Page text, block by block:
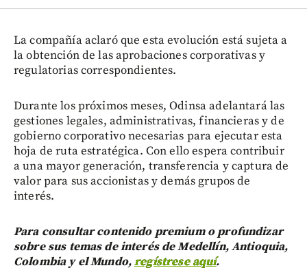
La compañía aclaró que esta evolución está sujeta a
la obtención de las aprobaciones corporativas y
regulatorias correspondientes.
Durante los próximos meses, Odinsa adelantará las
gestiones legales, administrativas, financieras y de
gobierno corporativo necesarias para ejecutar esta
hoja de ruta estratégica. Con ello espera contribuir
a una mayor generación, transferencia y captura de
valor para sus accionistas y demás grupos de
interés.
Para consultar contenido premium o profundizar
sobre sus temas de interés de Medellín, Antioquia,
Colombia y el Mundo,regístrese aquí.